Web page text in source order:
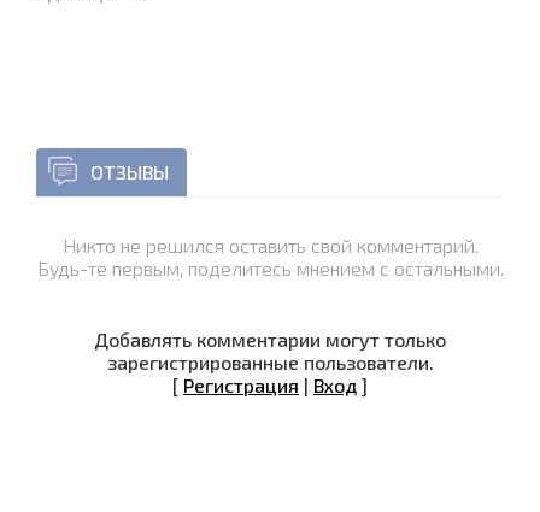
ОТЗЫВЫ
Никто не решился оставить свой комментарий.
Будь-те первым, поделитесь мнением с остальными.
Добавлять комментарии могут только
зарегистрированные пользователи.
[ Регистрация | Вход ]